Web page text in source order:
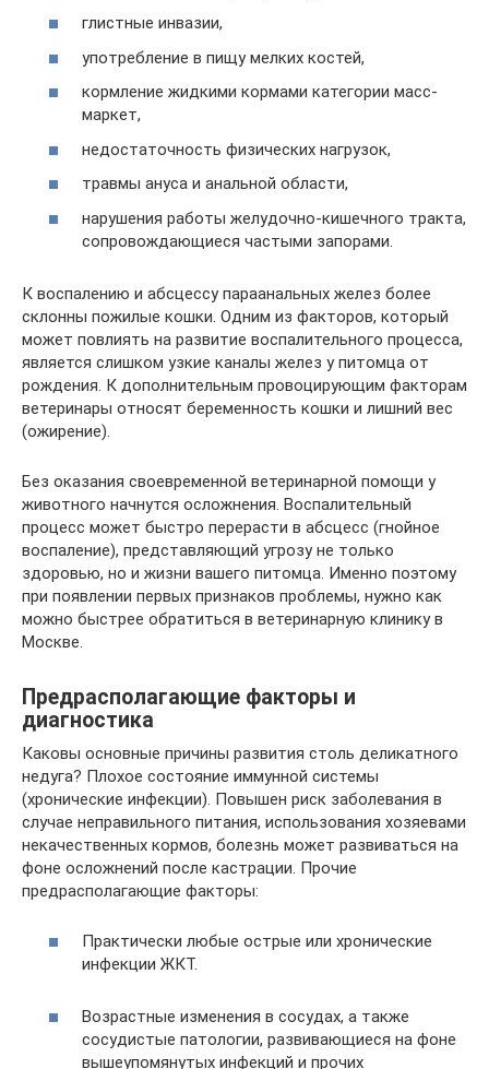
глистные инвазии,
употребление в пищу мелких костей,
кормление жидкими кормами категории масс-
маркет,
недостаточность физических нагрузок,
травмы ануса и анальной области,
нарушения работы желудочно-кишечного тракта,
сопровождающиеся частыми запорами.
К воспалению и абсцессу параанальных желез более
склонны пожилые кошки. Одним из факторов, который
может повлиять на развитие воспалительного процесса,
является слишком узкие каналы желез у питомца от
рождения. К дополнительным провоцирующим факторам
ветеринары относят беременность кошки и лишний вес
(ожирение).
Без оказания своевременной ветеринарной помощи у
животного начнутся осложнения. Воспалительный
процесс может быстро перерасти в абсцесс (гнойное
воспаление), представляющий угрозу не только
здоровью, но и жизни вашего питомца. Именно поэтому
при появлении первых признаков проблемы, нужно как
можно быстрее обратиться в ветеринарную клинику в
Москве.
Предрасполагающие факторы и
диагностика
Каковы основные причины развития столь деликатного
недуга? Плохое состояние иммунной системы
(хронические инфекции). Повышен риск заболевания в
случае неправильного питания, использования хозяевами
некачественных кормов, болезнь может развиваться на
фоне осложнений после кастрации. Прочие
предрасполагающие факторы:
Практически любые острые или хронические
инфекции ЖКТ.
Возрастные изменения в сосудах, а также
сосудистые патологии, развивающиеся на фоне
вышеупомянутых инфекций и прочих